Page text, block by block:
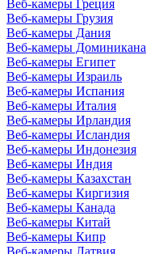
Веб-камеры Греция
Веб-камеры Грузия
Веб-камеры Дания
Веб-камеры Доминикана
Веб-камеры Египет
Веб-камеры Израиль
Веб-камеры Испания
Веб-камеры Италия
Веб-камеры Ирландия
Веб-камеры Исландия
Веб-камеры Индонезия
Веб-камеры Индия
Веб-камеры Казахстан
Веб-камеры Киргизия
Веб-камеры Канада
Веб-камеры Китай
Веб-камеры Кипр